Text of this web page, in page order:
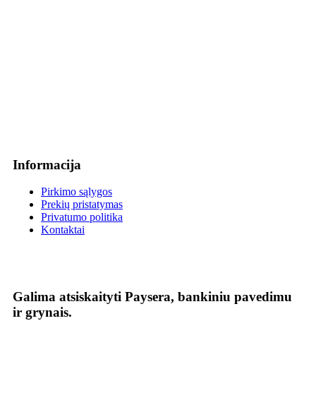
Informacija
Pirkimo sąlygos
Prekių pristatymas
Privatumo politika
Kontaktai
Galima atsiskaityti Paysera, bankiniu pavedimu
ir grynais.